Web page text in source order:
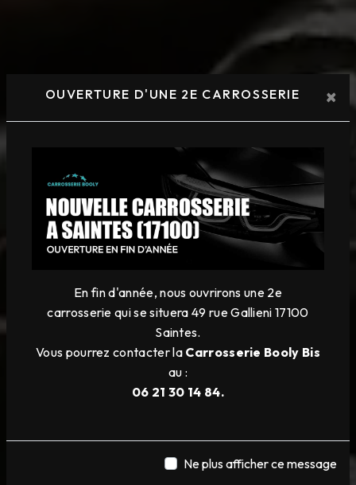
OUVERTURE D'UNE 2E CARROSSERIE ×
En fin d'année, nous ouvrirons une 2e
carrosserie qui se situera 49 rue Gallieni 17100
Saintes.
Vous pourrez contacter laCarrosserie Booly Bis
au :
06 21 30 14 84.
Ne plus afficher ce message